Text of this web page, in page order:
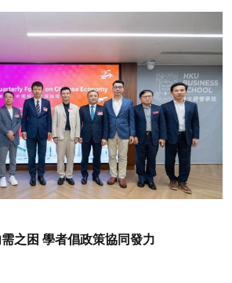
之困 學者倡政策協同發力